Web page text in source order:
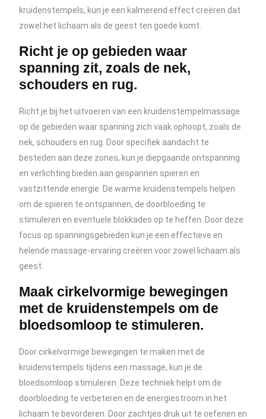
kruidenstempels, kun je een kalmerend effect creëren dat
zowel het lichaam als de geest ten goede komt.
Richt je op gebieden waar
spanning zit, zoals de nek,
schouders en rug.
Richt je bij het uitvoeren van een kruidenstempelmassage
op de gebieden waar spanning zich vaak ophoopt, zoals de
nek, schouders en rug. Door specifiek aandacht te
besteden aan deze zones, kun je diepgaande ontspanning
en verlichting bieden aan gespannen spieren en
vastzittende energie. De warme kruidenstempels helpen
om de spieren te ontspannen, de doorbloeding te
stimuleren en eventuele blokkades op te heffen. Door deze
focus op spanningsgebieden kun je een effectieve en
helende massage-ervaring creëren voor zowel lichaam als
geest.
Maak cirkelvormige bewegingen
met de kruidenstempels om de
bloedsomloop te stimuleren.
Door cirkelvormige bewegingen te maken met de
kruidenstempels tijdens een massage, kun je de
bloedsomloop stimuleren. Deze techniek helpt om de
doorbloeding te verbeteren en de energiestroom in het
lichaam te bevorderen. Door zachtjes druk uit te oefenen en